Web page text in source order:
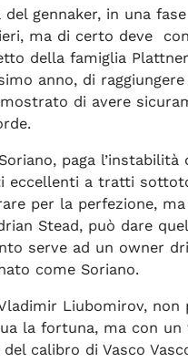
gennaker, in una
ma di certo deve
della famiglia
anno, di raggiungere
di avere
paga l’instabilità
a tratti
per la perfezione,
Stead, può dare
serve ad un owner
come Soriano.
Liubomirov, non
la fortuna, ma con un
calibro di Vasco